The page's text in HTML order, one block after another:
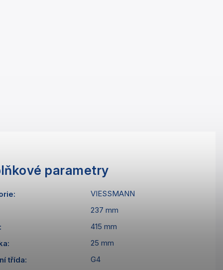
parametry
:
VIESSMANN
237 mm
:
415 mm
:
25 mm
třída:
G4